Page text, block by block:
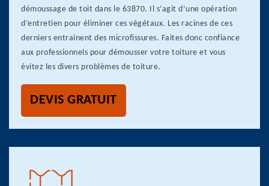
démoussage de toit dans le 63870. Il s’agit d’une opération
d’entretien pour éliminer ces végétaux. Les racines de ces
derniers entrainent des microfissures. Faites donc confiance
aux professionnels pour démousser votre toiture et vous
évitez les divers problèmes de toiture.
DEVIS GRATUIT